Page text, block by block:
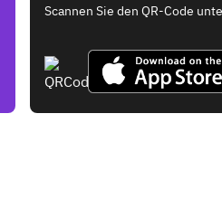
Scannen Sie den QR-Code